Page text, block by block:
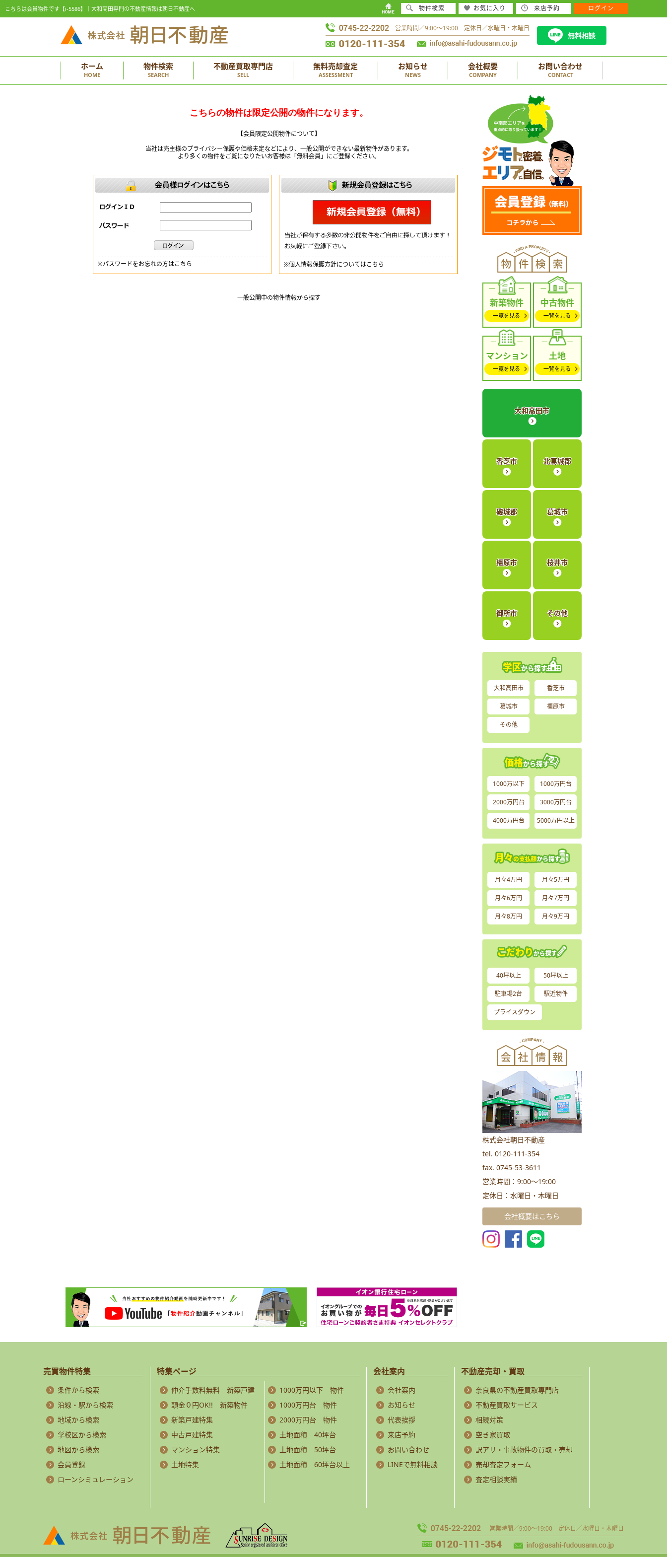
こちらは会員物件です【i-5586】｜大和高田専門の不動産情報は朝日不動産へ
営業時間／9:00～19:00 定休日／水曜日・木曜日
無料相談
ホーム
HOME
物件検索
SEARCH
不動産買取専門店
SELL
無料売却査定
ASSESSMENT
お知らせ
NEWS
会社概要
COMPANY
お問い合わせ
CONTACT
こちらの物件は限定公開の物件になります。
【会員限定公開物件について】
当社は売主様のプライバシー保護や価格未定などにより、一般公開ができない最新物件があります。
より多くの物件をご覧になりたいお客様は「無料会員」にご登録ください。
※パスワードをお忘れの方はこちら ※個人情報保護方針についてはこちら
一般公開中の物件情報から探す 新築物件
一覧を見る
中古物件
一覧を見る
マンション
一覧を見る
土地
一覧を見る
大和高田市
香芝市 北葛城郡
磯城郡 葛城市
橿原市 桜井市
御所市 その他
大和高田市 香芝市
葛城市 橿原市
その他
1000万以下 1000万円台
2000万円台 3000万円台
4000万円台 5000万円以上
月々4万円 月々5万円
月々6万円 月々7万円
月々8万円 月々9万円
40坪以上 50坪以上
駐車場2台 駅近物件
プライスダウン
株式会社朝日不動産
tel. 0120-111-354
fax. 0745-53-3611
営業時間：9:00～19:00
定休日：水曜日・木曜日
会社概要はこちら
売買物件特集
条件から検索
沿線・駅から検索
地域から検索
学校区から検索
地図から検索
会員登録
ローンシミュレーション
特集ページ
仲介手数料無料 新築戸建
頭金０円OK!! 新築物件
新築戸建特集
中古戸建特集
マンション特集
土地特集
1000万円以下 物件
1000万円台 物件
2000万円台 物件
土地面積 40坪台
土地面積 50坪台
土地面積 60坪台以上
会社案内
会社案内
お知らせ
代表挨拶
来店予約
お問い合わせ
LINEで無料相談
不動産売却・買取
奈良県の不動産買取専門店
不動産買取サービス
相続対策
空き家買取
訳アリ・事故物件の買取・売却
売却査定フォーム
査定相談実績
営業時間／9:00～19:00 定休日／水曜日・木曜日
物件検索 お気に入り 来店予約 ログイン